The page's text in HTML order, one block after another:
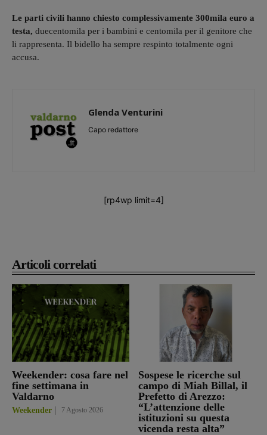
Articoli correlati
Weekender: cosa fare nel
fine settimana in
Valdarno
Weekender 7 Agosto 2026
Sospese le ricerche sul
campo di Miah Billal, il
Prefetto di Arezzo:
“L’attenzione delle
istituzioni su questa
vicenda resta alta”
Le parti civili hanno chiesto complessivamente 300mila euro a
testa, duecentomila per i bambini e centomila per il genitore che
li rappresenta. Il bidello ha sempre respinto totalmente ogni
accusa.
Glenda Venturini
Capo redattore
[rp4wp limit=4]